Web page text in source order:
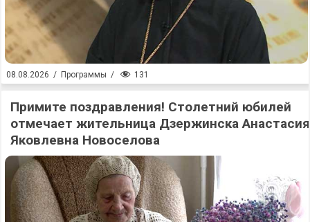
08.08.2026 / Программы / 131
Примите поздравления! Столетний юбилей
отмечает жительница Дзержинска Анастасия
Яковлевна Новоселова